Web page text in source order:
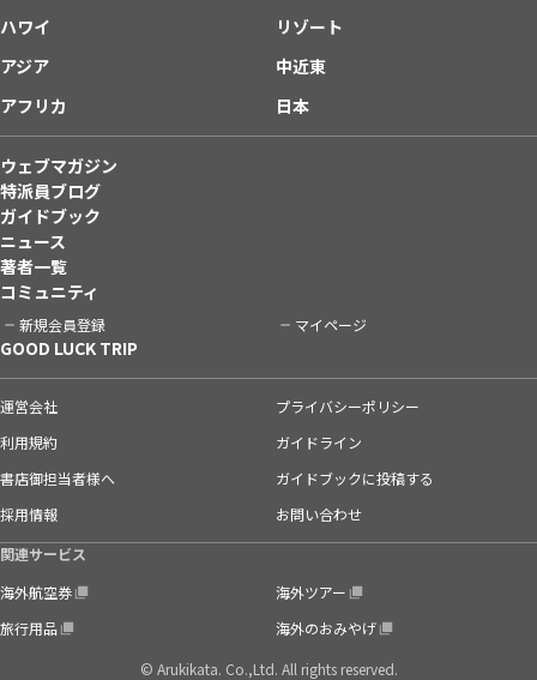
ハワイ
リゾート
アジア
中近東
アフリカ
日本
ウェブマガジン
特派員ブログ
ガイドブック
ニュース
著者一覧
コミュニティ
新規会員登録 マイページ
GOOD LUCK TRIP
運営会社
プライバシーポリシー
利用規約
ガイドライン
書店御担当者様へ
ガイドブックに投稿する
採用情報
お問い合わせ
関連サービス
海外航空券
海外ツアー
旅行用品
海外のおみやげ
© Arukikata. Co.,Ltd. All rights reserved.